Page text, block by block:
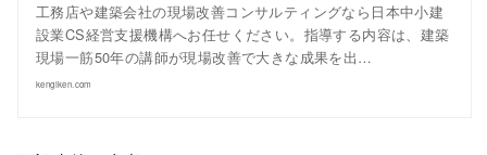
工務店や建築会社の現場改善コンサルティングなら日本中小建
設業CS経営支援機構へお任せください。指導する内容は、建築
現場一筋50年の講師が現場改善で大きな成果を出…
kengiken.com